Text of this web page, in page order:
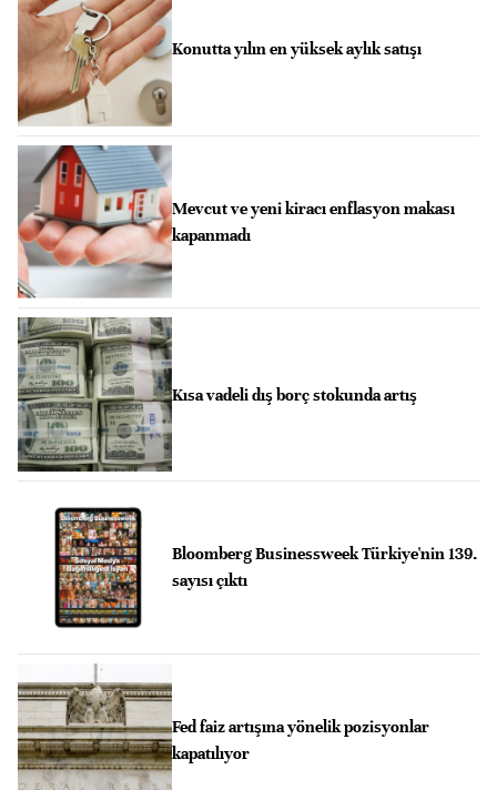
Konutta yılın en yüksek aylık satışı
Mevcut ve yeni kiracı enflasyon makası
kapanmadı
Kısa vadeli dış borç stokunda artış
Bloomberg Businessweek Türkiye'nin 139.
sayısı çıktı
Fed faiz artışına yönelik pozisyonlar
kapatılıyor